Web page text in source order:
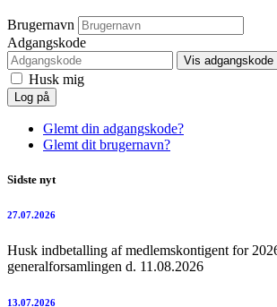
Brugernavn
Adgangskode
Vis adgangskode
Husk mig
Log på
Glemt din adgangskode?
Glemt dit brugernavn?
Sidste nyt
27.07.2026
Husk indbetalling af medlemskontigent for
generalforsamlingen d. 11.08.2026
13.07.2026